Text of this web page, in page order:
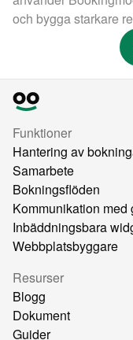
och bygga starkare
Funktioner
Hantering av
Samarbete
Bokningsflöden
Kommunikation med
Inbäddningsbara
Webbplatsbyggare
Resurser
Blogg
Dokument
Guider